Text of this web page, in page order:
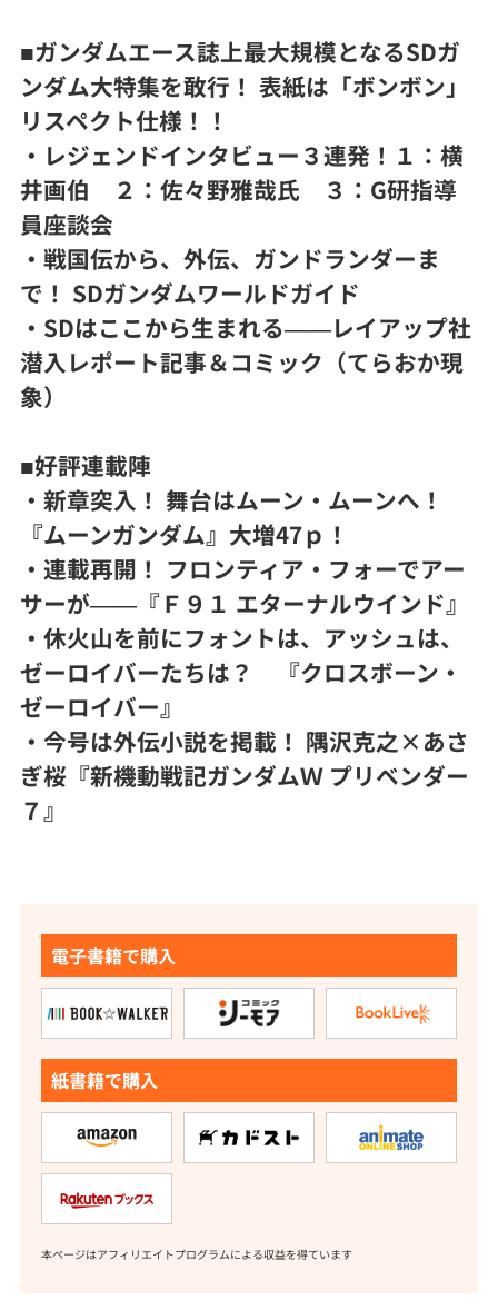
■ガンダムエース誌上最大規模となるSDガ
ンダム大特集を敢行！ 表紙は「ボンボン」
リスペクト仕様！！
・レジェンドインタビュー３連発！１：横
井画伯 ２：佐々野雅哉氏 ３：G研指導
員座談会
・戦国伝から、外伝、ガンドランダーま
で！ SDガンダムワールドガイド
・SDはここから生まれる――レイアップ社
潜入レポート記事＆コミック（てらおか現
象）
■好評連載陣
・新章突入！ 舞台はムーン・ムーンへ！
『ムーンガンダム』大増47ｐ！
・連載再開！ フロンティア・フォーでアー
サーが――『Ｆ９１ エターナルウインド』
・休火山を前にフォントは、アッシュは、
ゼーロイバーたちは？ 『クロスボーン・
ゼーロイバー』
・今号は外伝小説を掲載！ 隅沢克之×あさ
ぎ桜『新機動戦記ガンダムＷ プリベンダー
７』
電子書籍で購入
紙書籍で購入
本ページはアフィリエイトプログラムによる収益を得ています